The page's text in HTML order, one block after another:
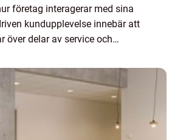
företag interagerar med sina
kundupplevelse innebär att
över delar av service och